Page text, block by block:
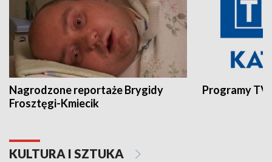
Nagrodzone reportaże Brygidy
Frosztęgi-Kmiecik
Programy
KULTURA I SZTUKA